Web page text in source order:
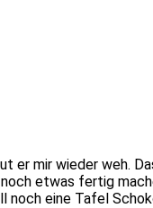
er mir wieder weh.
etwas fertig
noch eine Tafel